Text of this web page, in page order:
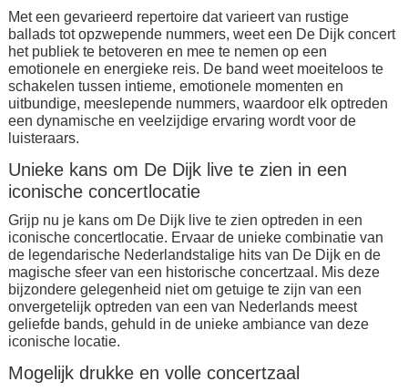
Met een gevarieerd repertoire dat varieert van rustige
ballads tot opzwepende nummers, weet een De Dijk concert
het publiek te betoveren en mee te nemen op een
emotionele en energieke reis. De band weet moeiteloos te
schakelen tussen intieme, emotionele momenten en
uitbundige, meeslepende nummers, waardoor elk optreden
een dynamische en veelzijdige ervaring wordt voor de
luisteraars.
Unieke kans om De Dijk live te zien in een
iconische concertlocatie
Grijp nu je kans om De Dijk live te zien optreden in een
iconische concertlocatie. Ervaar de unieke combinatie van
de legendarische Nederlandstalige hits van De Dijk en de
magische sfeer van een historische concertzaal. Mis deze
bijzondere gelegenheid niet om getuige te zijn van een
onvergetelijk optreden van een van Nederlands meest
geliefde bands, gehuld in de unieke ambiance van deze
iconische locatie.
Mogelijk drukke en volle concertzaal